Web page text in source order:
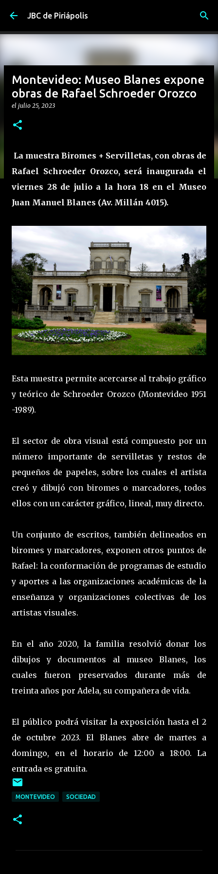
Ir al contenido principal
JBC de Piriápolis
Montevideo: Museo Blanes expone
obras de Rafael Schroeder Orozco
el julio 25, 2023
La muestra Biromes + Servilletas, con obras de
Rafael Schroeder Orozco, será inaugurada el
viernes 28 de julio a la hora 18 en el Museo
Juan Manuel Blanes (Av. Millán 4015).
Esta muestra permite acercarse al trabajo gráfico
y teórico de Schroeder Orozco (Montevideo 1951
-1989).
El sector de obra visual está compuesto por un
número importante de servilletas y restos de
pequeños de papeles, sobre los cuales el artista
creó y dibujó con biromes o marcadores, todos
ellos con un carácter gráfico, lineal, muy directo.
Un conjunto de escritos, también delineados en
biromes y marcadores, exponen otros puntos de
Rafael: la conformación de programas de estudio
y aportes a las organizaciones académicas de la
enseñanza y organizaciones colectivas de los
artistas visuales.
En el año 2020, la familia resolvió donar los
dibujos y documentos al museo Blanes, los
cuales fueron preservados durante más de
treinta años por Adela, su compañera de vida.
El público podrá visitar la exposición hasta el 2
de octubre 2023. El Blanes abre de martes a
domingo, en el horario de 12:00 a 18:00. La
entrada es gratuita.
MONTEVIDEO SOCIEDAD